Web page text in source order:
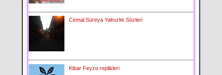
Cemal Süreya Yalnızlık Sözleri
Kibar Feyzo replikleri